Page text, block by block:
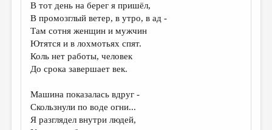
ДЕТСКАЯ КОМНАТА
КНИЖНАЯ ПОЛКА
ОБЗОР ЛИТЕРАТУРЫ
ОБЪЯВЛЕНИЯ
КОЛОНКА РЕДАКТОРА
В тот день на берег я пришёл,
В промозглый ветер, в утро, в ад -
Там сотня женщин и мужчин
Ютятся и в лохмотьях спят.
Коль нет работы, человек
До срока завершает век.
Машина показалась вдруг -
Скользнули по воде огни...
Я разглядел внутри людей,